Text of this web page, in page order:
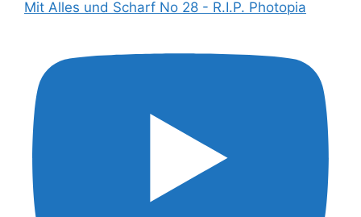
Mit Alles und Scharf No 28 - R.I.P. Photopia